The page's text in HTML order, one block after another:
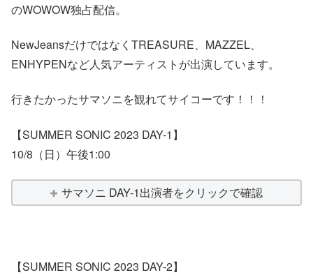
のWOWOW独占配信。
NewJeansだけではなくTREASURE、MAZZEL、
ENHYPENなど人気アーティストが出演しています。
行きたかったサマソニを観れてサイコーです！！！
【SUMMER SONIC 2023 DAY-1】
10/8（日）午後1:00
サマソニ DAY-1出演者をクリックで確認
【SUMMER SONIC 2023 DAY-2】